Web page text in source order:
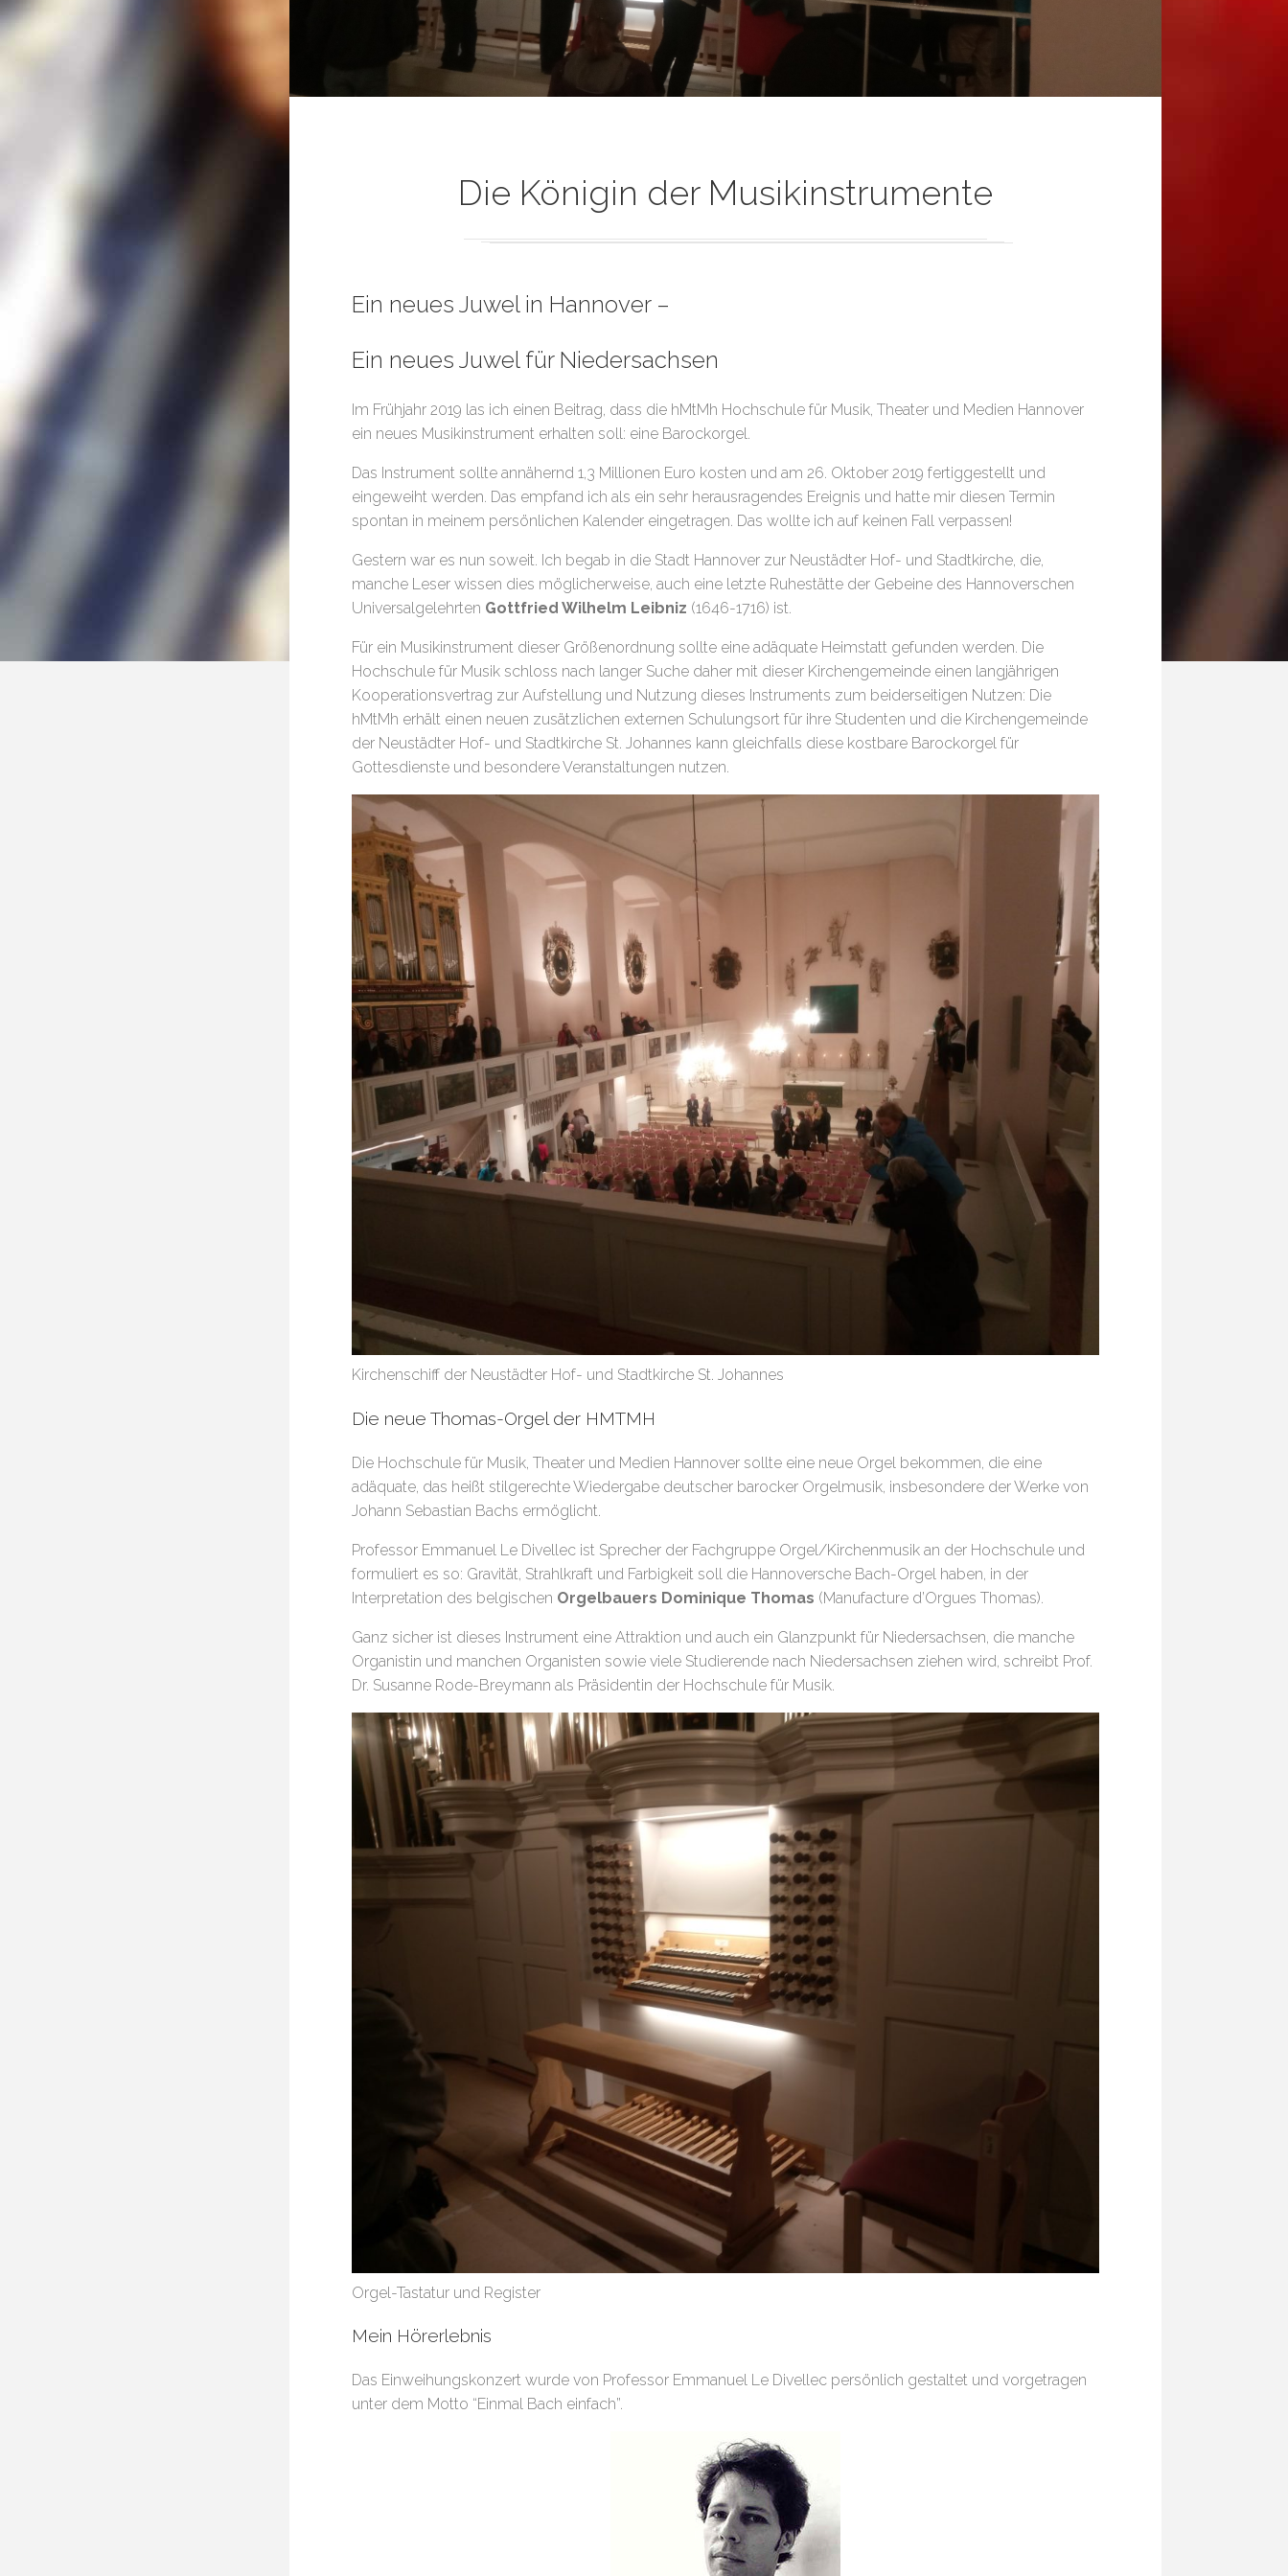
Die Königin der Musikinstrumente
Ein neues Juwel in Hannover –
Ein neues Juwel für Niedersachsen
Im Frühjahr 2019 las ich einen Beitrag, dass die hMtMh Hochschule für Musik, Theater und Medien Hannover
ein neues Musikinstrument erhalten soll: eine Barockorgel.
Das Instrument sollte annähernd 1,3 Millionen Euro kosten und am 26. Oktober 2019 fertiggestellt und
eingeweiht werden. Das empfand ich als ein sehr herausragendes Ereignis und hatte mir diesen Termin
spontan in meinem persönlichen Kalender eingetragen. Das wollte ich auf keinen Fall verpassen!
Gestern war es nun soweit. Ich begab in die Stadt Hannover zur Neustädter Hof- und Stadtkirche, die,
manche Leser wissen dies möglicherweise, auch eine letzte Ruhestätte der Gebeine des Hannoverschen
Universalgelehrten Gottfried Wilhelm Leibniz (1646-1716) ist.
Für ein Musikinstrument dieser Größenordnung sollte eine adäquate Heimstatt gefunden werden. Die
Hochschule für Musik schloss nach langer Suche daher mit dieser Kirchengemeinde einen langjährigen
Kooperationsvertrag zur Aufstellung und Nutzung dieses Instruments zum beiderseitigen Nutzen: Die
hMtMh erhält einen neuen zusätzlichen externen Schulungsort für ihre Studenten und die Kirchengemeinde
der Neustädter Hof- und Stadtkirche St. Johannes kann gleichfalls diese kostbare Barockorgel für
Gottesdienste und besondere Veranstaltungen nutzen.
Kirchenschiff der Neustädter Hof- und Stadtkirche St. Johannes
Die neue Thomas-Orgel der HMTMH
Die Hochschule für Musik, Theater und Medien Hannover sollte eine neue Orgel bekommen, die eine
adäquate, das heißt stilgerechte Wiedergabe deutscher barocker Orgelmusik, insbesondere der Werke von
Johann Sebastian Bachs ermöglicht.
Professor Emmanuel Le Divellec ist Sprecher der Fachgruppe Orgel/Kirchenmusik an der Hochschule und
formuliert es so: Gravität, Strahlkraft und Farbigkeit soll die Hannoversche Bach-Orgel haben, in der
Interpretation des belgischen Orgelbauers Dominique Thomas (Manufacture d’Orgues Thomas).
Ganz sicher ist dieses Instrument eine Attraktion und auch ein Glanzpunkt für Niedersachsen, die manche
Organistin und manchen Organisten sowie viele Studierende nach Niedersachsen ziehen wird, schreibt Prof.
Dr. Susanne Rode-Breymann als Präsidentin der Hochschule für Musik.
Orgel-Tastatur und Register
Mein Hörerlebnis
Das Einweihungskonzert wurde von Professor Emmanuel Le Divellec persönlich gestaltet und vorgetragen
unter dem Motto “Einmal Bach einfach”.